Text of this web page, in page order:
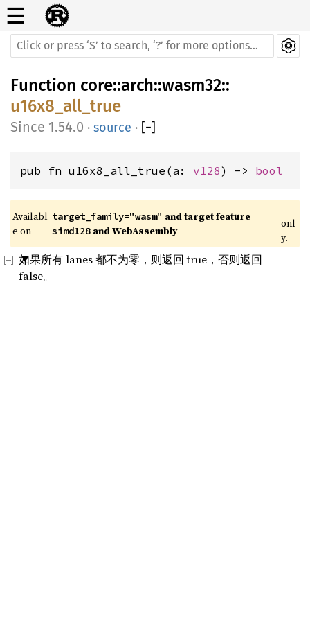
☰
Function core::arch::wasm32::
u16x8_all_true
1.54.0 · source · [−]
pub fn u16x8_all_true(a: v128) -> bool
Availabl
e on
target_family="wasm" and target feature
simd128 and WebAssembly
onl
y.
如果所有 lanes 都不为零，则返回 true，否则返回
false。